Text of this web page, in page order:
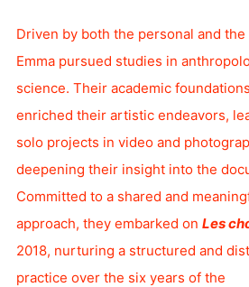
Driven by both the personal and
Emma pursued studies in
science. Their academic
enriched their artistic endeavors,
solo projects in video and
deepening their insight into the
Committed to a shared and
approach, they embarked on Les
2018, nurturing a structured and
practice over the six years of the